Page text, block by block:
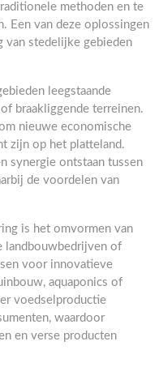
methoden en te
Een van deze oplossingen
van stedelijke gebieden
leegstaande
braakliggende terreinen.
nieuwe economische
zijn op het platteland.
synergie ontstaan tussen
de voordelen van
is het omvormen van
landbouwbedrijven of
voor innovatieve
aquaponics of
voedselproductie
waardoor
en verse producten